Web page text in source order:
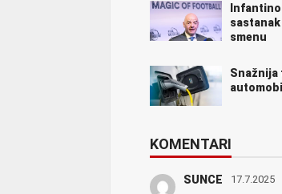
smenu
Snažnija
KOMENTARI
SUNCE 17.7.2025